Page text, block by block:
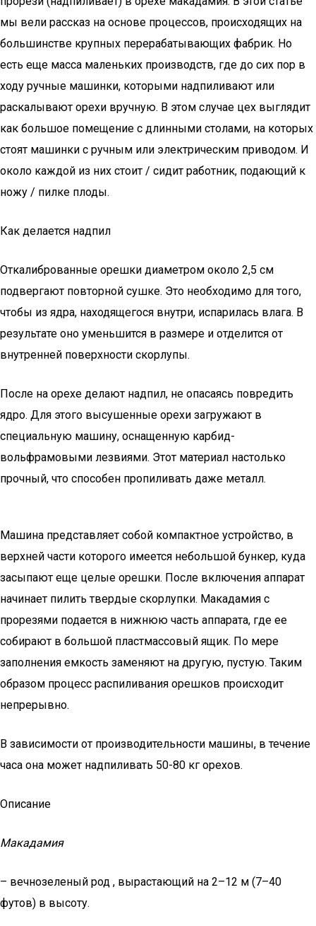
мы вели рассказ на основе процессов, происходящих на
большинстве крупных перерабатывающих фабрик. Но
есть еще масса маленьких производств, где до сих пор в
ходу ручные машинки, которыми надпиливают или
раскалывают орехи вручную. В этом случае цех выглядит
как большое помещение с длинными столами, на которых
стоят машинки с ручным или электрическим приводом. И
около каждой из них стоит / сидит работник, подающий к
ножу / пилке плоды.
Как делается надпил
Откалиброванные орешки диаметром около 2,5 см
подвергают повторной сушке. Это необходимо для того,
чтобы из ядра, находящегося внутри, испарилась влага. В
результате оно уменьшится в размере и отделится от
внутренней поверхности скорлупы.
После на орехе делают надпил, не опасаясь повредить
ядро. Для этого высушенные орехи загружают в
специальную машину, оснащенную карбид-
вольфрамовыми лезвиями. Этот материал настолько
прочный, что способен пропиливать даже металл.
Машина представляет собой компактное устройство, в
верхней части которого имеется небольшой бункер, куда
засыпают еще целые орешки. После включения аппарат
начинает пилить твердые скорлупки. Макадамия с
прорезями подается в нижнюю часть аппарата, где ее
собирают в большой пластмассовый ящик. По мере
заполнения емкость заменяют на другую, пустую. Таким
образом процесс распиливания орешков происходит
непрерывно.
В зависимости от производительности машины, в течение
часа она может надпиливать 50-80 кг орехов.
Описание
Макадамия
– вечнозеленый род , вырастающий на 2–12 м (7–40
футов) в высоту.